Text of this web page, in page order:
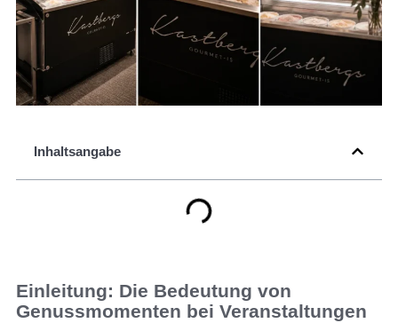
Inhaltsangabe
Einleitung: Die Bedeutung von
Genussmomenten bei Veranstaltungen